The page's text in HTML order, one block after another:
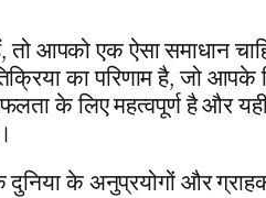
एक ऐसा समाधान
का परिणाम है, जो
के लिए महत्वपूर्ण है और
के अनुप्रयोगों और